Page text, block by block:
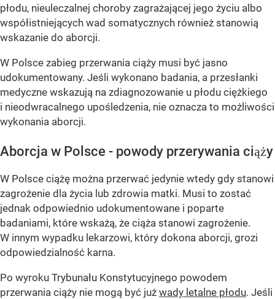
płodu, nieuleczalnej choroby zagrażającej jego życiu albo
współistniejących wad somatycznych również stanowią
wskazanie do aborcji.
W Polsce zabieg przerwania ciąży musi być jasno
udokumentowany. Jeśli wykonano badania, a przesłanki
medyczne wskazują na zdiagnozowanie u płodu ciężkiego
i nieodwracalnego upośledzenia, nie oznacza to możliwości
wykonania aborcji.
Aborcja w Polsce - powody przerywania ciąży
W Polsce ciążę można przerwać jedynie wtedy gdy stanowi
zagrożenie dla życia lub zdrowia matki. Musi to zostać
jednak odpowiednio udokumentowane i poparte
badaniami, które wskażą, że ciąża stanowi zagrożenie.
W innym wypadku lekarzowi, który dokona aborcji, grozi
odpowiedzialność karna.
Po wyroku Trybunału Konstytucyjnego powodem
przerwania ciąży nie mogą być już wady letalne płodu. Jeśli